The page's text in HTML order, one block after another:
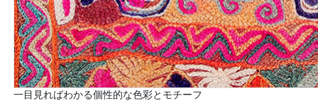
一目見ればわかる個性的な色彩とモチーフ